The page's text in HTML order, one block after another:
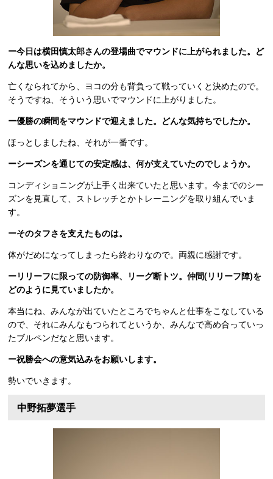
ー今日は横田慎太郎さんの登場曲でマウンドに上がられました。ど
んな思いを込めましたか。
亡くなられてから、ヨコの分も背負って戦っていくと決めたので。
そうですね、そういう思いでマウンドに上がりました。
ー優勝の瞬間をマウンドで迎えました。どんな気持ちでしたか。
ほっとしましたね、それが一番です。
ーシーズンを通じての安定感は、何が支えていたのでしょうか。
コンディショニングが上手く出来ていたと思います。今までのシー
ズンを見直して、ストレッチとかトレーニングを取り組んでいま
す。
ーそのタフさを支えたものは。
体がだめになってしまったら終わりなので。両親に感謝です。
ーリリーフに限っての防御率、リーグ断トツ。仲間(リリーフ陣)を
どのように見ていましたか。
本当にね、みんなが出ていたところでちゃんと仕事をこなしている
ので、それにみんなもつられてというか、みんなで高め合っていっ
たブルペンだなと思います。
ー祝勝会への意気込みをお願いします。
勢いでいきます。
中野拓夢選手